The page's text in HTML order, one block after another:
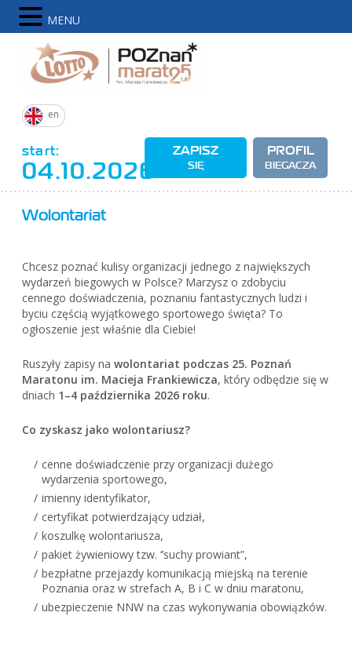
en
start:
04.10.2026
ZAPISZ
SIĘ
PROFIL
BIEGACZA
Wolontariat
Chcesz poznać kulisy organizacji jednego z największych
wydarzeń biegowych w Polsce? Marzysz o zdobyciu
cennego doświadczenia, poznaniu fantastycznych ludzi i
byciu częścią wyjątkowego sportowego święta? To
ogłoszenie jest właśnie dla Ciebie!
Ruszyły zapisy na wolontariat podczas 25. Poznań
Maratonu im. Macieja Frankiewicza, który odbędzie się w
dniach 1–4 października 2026 roku.
Co zyskasz jako wolontariusz?
cenne doświadczenie przy organizacji dużego
wydarzenia sportowego,
imienny identyfikator,
certyfikat potwierdzający udział,
koszulkę wolontariusza,
pakiet żywieniowy tzw. ‘’suchy prowiant”,
bezpłatne przejazdy komunikacją miejską na terenie
Poznania oraz w strefach A, B i C w dniu maratonu,
ubezpieczenie NNW na czas wykonywania obowiązków.
MENU